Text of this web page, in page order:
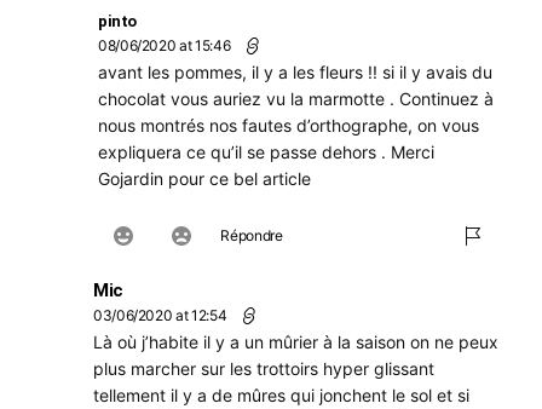
pinto
08/06/2020 at 15:46
avant les pommes, il y a les fleurs !! si il y avais du
chocolat vous auriez vu la marmotte . Continuez à
nous montrés nos fautes d’orthographe, on vous
expliquera ce qu’il se passe dehors . Merci
Gojardin pour ce bel article
Répondre
Mic
03/06/2020 at 12:54
Là où j’habite il y a un mûrier à la saison on ne peux
plus marcher sur les trottoirs hyper glissant
tellement il y a de mûres qui jonchent le sol et si